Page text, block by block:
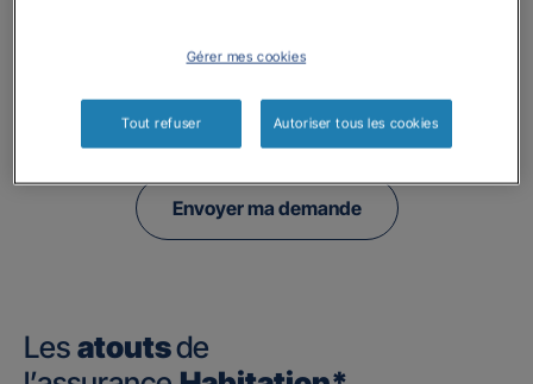
Pour connaitre et exercer vos droits, notamment de retrait de votre consentement
Envoyer ma demande
Les atoutsde
Gérer mes cookies
Tout refuser Autoriser tous les cookies